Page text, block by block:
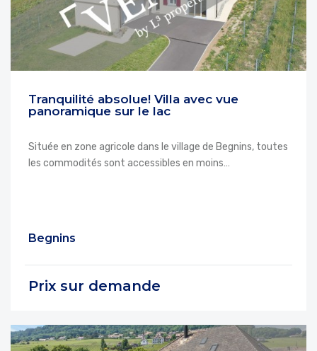
Tranquilité absolue! Villa avec vue
panoramique sur le lac
Située en zone agricole dans le village de Begnins, toutes
les commodités sont accessibles en moins…
Begnins
Prix sur demande